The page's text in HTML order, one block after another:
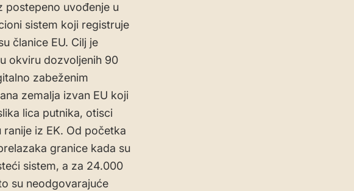
postepeno uvođenje u
sistem koji registruje
članice EU. Cilj je
okviru dozvoljenih 90
zabeženim
zemalja izvan EU koji
lica putnika, otisci
iz EK. Od početka
granice kada su
sistem, a za 24.000
su neodgovarajuće